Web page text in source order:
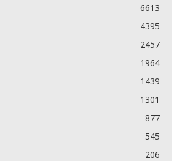
6613
4395
2457
1964
1439
1301
877
545
206